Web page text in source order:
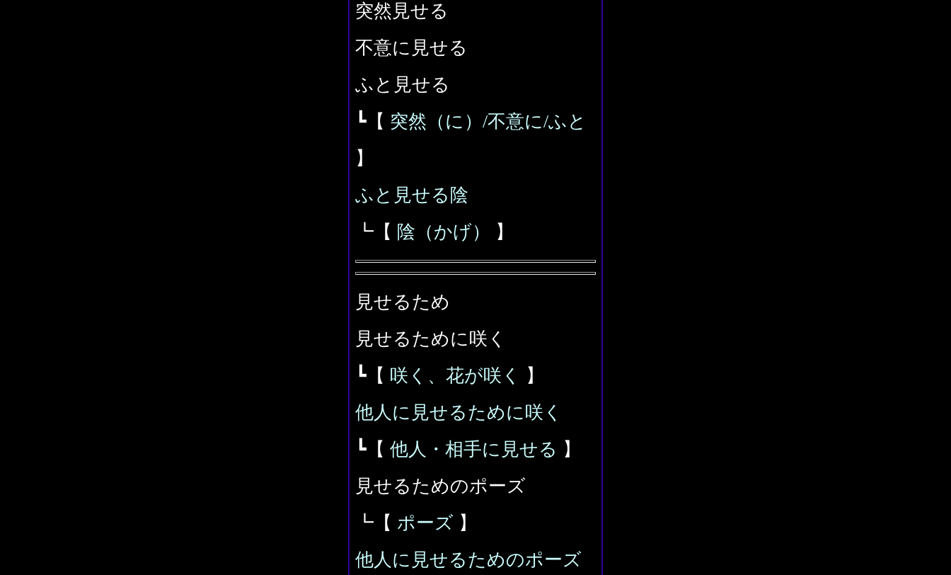
突然見せる
不意に見せる
ふと見せる
┗【 突然（に）/不意に/ふと
】
ふと見せる陰
┗【 陰（かげ） 】
見せるため
見せるために咲く
┗【 咲く、花が咲く
】
他人に見せるために咲く
┗【 他人・相手に見せる 】
見せるためのポーズ
┗【 ポーズ 】
他人に見せるためのポーズ